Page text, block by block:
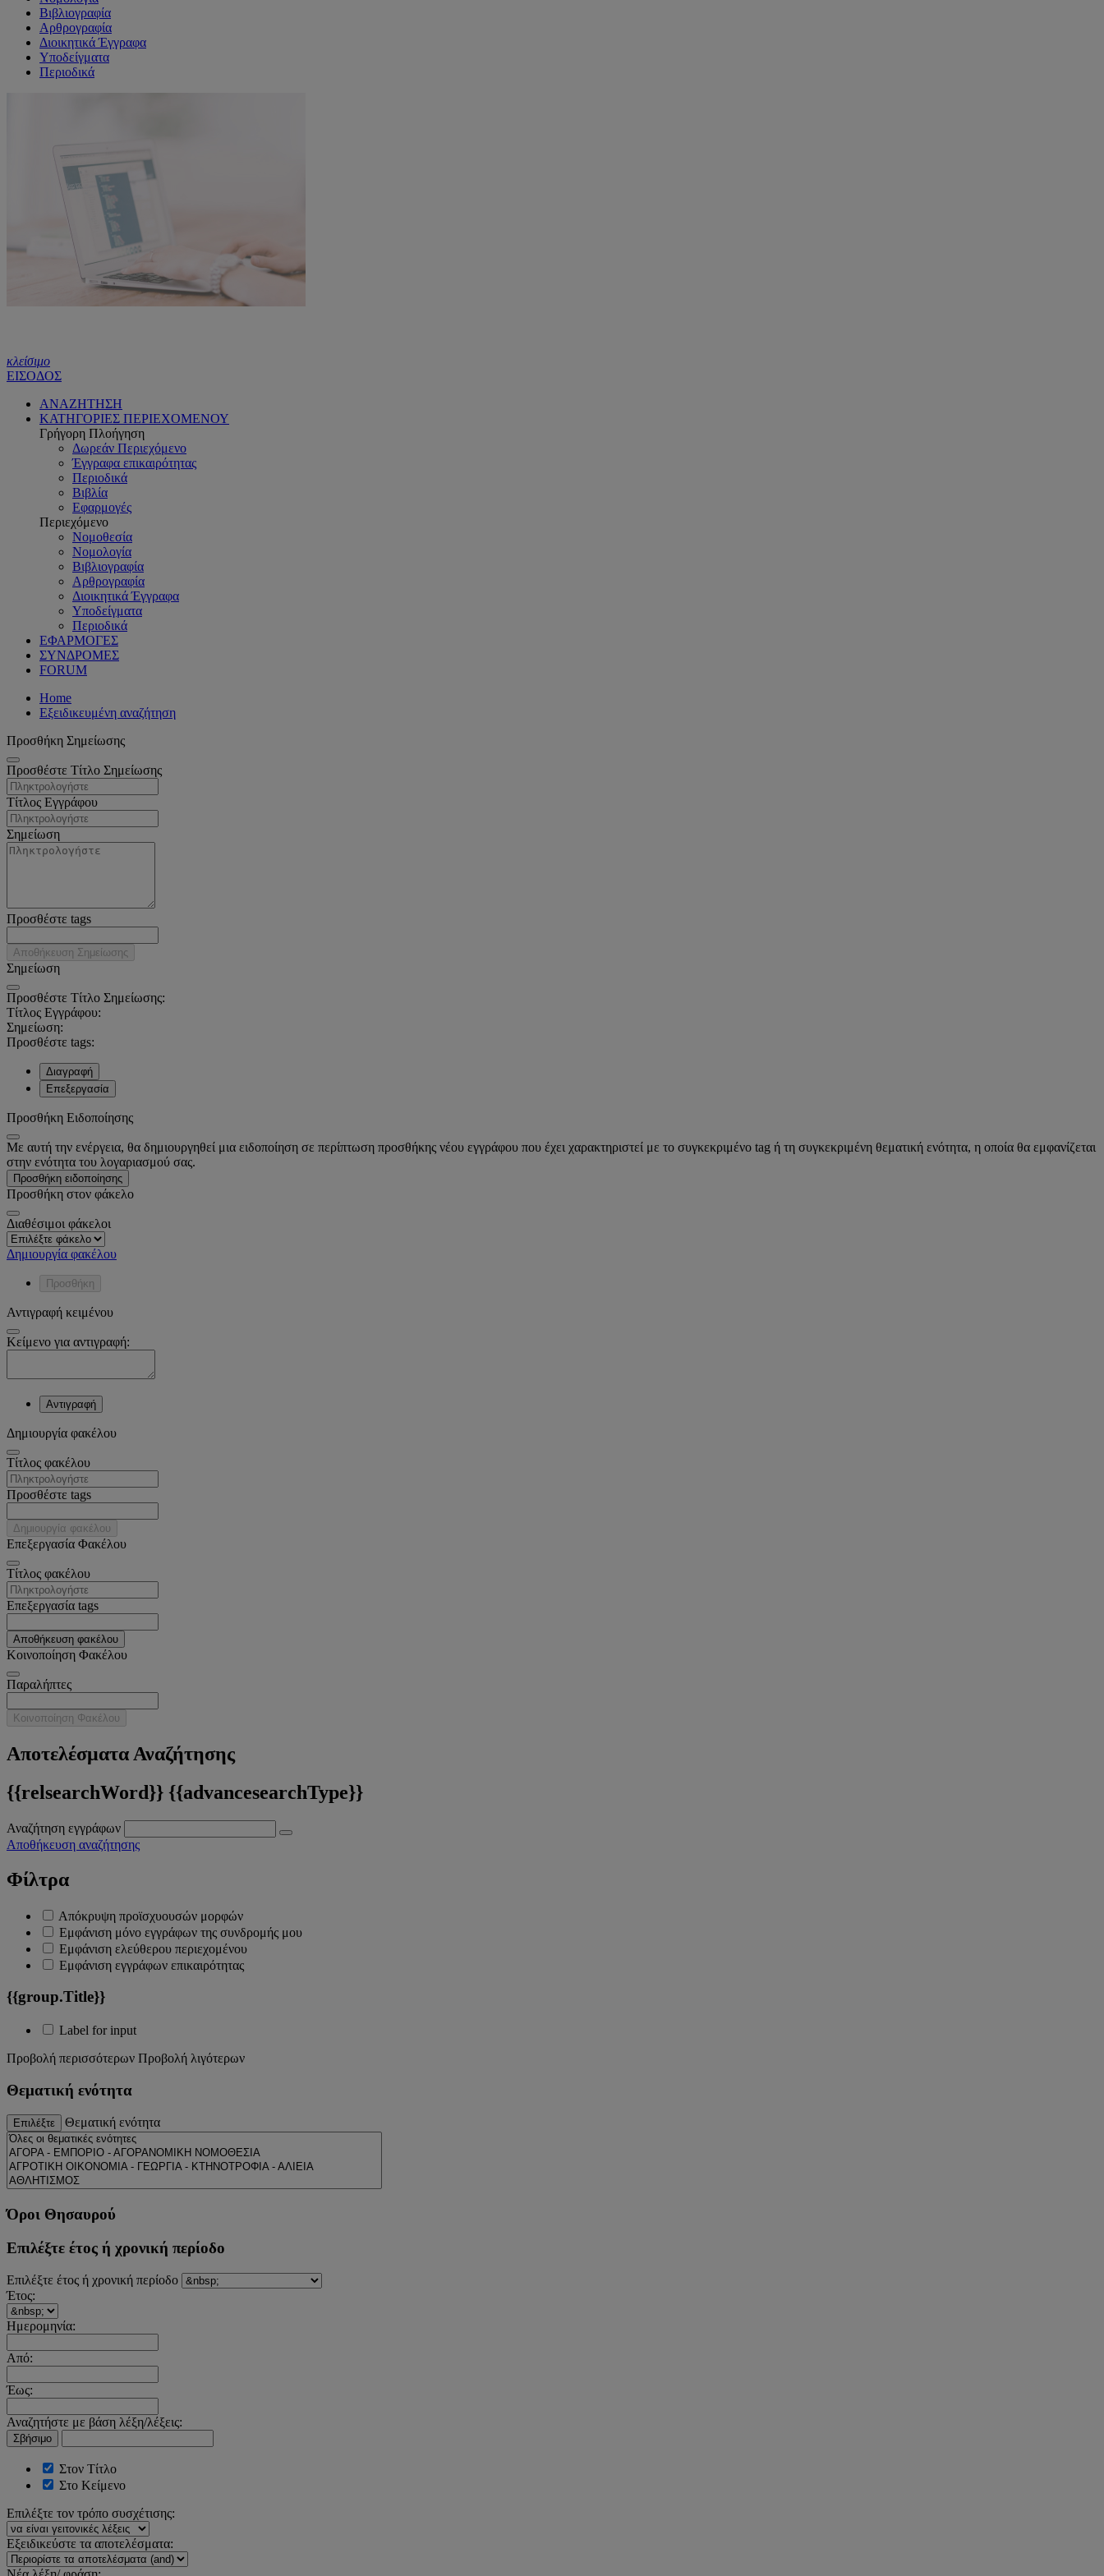
Βιβλιογραφία
Αρθρογραφία
Διοικητικά Έγγραφα
Υποδείγματα
Περιοδικά
κλείσιμο
ΕΙΣΟΔΟΣ
ΑΝΑΖΗΤΗΣΗ
ΚΑΤΗΓΟΡΙΕΣ ΠΕΡΙΕΧΟΜΕΝΟΥ
Γρήγορη Πλοήγηση
Δωρεάν Περιεχόμενο
Έγγραφα επικαιρότητας
Περιοδικά
Βιβλία
Εφαρμογές
Περιεχόμενο
Νομοθεσία
Νομολογία
Βιβλιογραφία
Αρθρογραφία
Διοικητικά Έγγραφα
Υποδείγματα
Περιοδικά
ΕΦΑΡΜΟΓΕΣ
ΣΥΝΔΡΟΜΕΣ
FORUM
Home
Εξειδικευμένη αναζήτηση
Προσθήκη Σημείωσης
Προσθέστε Τίτλο Σημείωσης
Τίτλος Εγγράφου
Σημείωση
Προσθέστε tags
Αποθήκευση Σημείωσης
Σημείωση
Προσθέστε Τίτλο Σημείωσης:
Τίτλος Εγγράφου:
Σημείωση:
Προσθέστε tags:
Διαγραφή
Επεξεργασία
Προσθήκη Ειδοποίησης
Με αυτή την ενέργεια, θα δημιουργηθεί μια ειδοποίηση σε περίπτωση προσθήκης νέου εγγράφου που έχει χαρακτηριστεί με το συγκεκριμένο tag ή τη συγκεκριμένη θεματική ενότητα, η οποία θα εμφανίζεται
στην ενότητα του λογαριασμού σας.
Προσθήκη ειδοποίησης
Προσθήκη στον φάκελο
Διαθέσιμοι φάκελοι
Δημιουργία φακέλου
Προσθήκη
Αντιγραφή κειμένου
Κείμενο για αντιγραφή:
Αντιγραφή
Δημιουργία φακέλου
Tίτλος φακέλου
Προσθέστε tags
Δημιουργία φακέλου
Επεξεργασία Φακέλου
Tίτλος φακέλου
Επεξεργασία tags
Αποθήκευση φακέλου
Κοινοποίηση Φακέλου
Παραλήπτες
Κοινοποίηση Φακέλου
Αποτελέσματα Αναζήτησης
{{relsearchWord}} {{advancesearchType}}
Αναζήτηση εγγράφων
Αποθήκευση αναζήτησης
Φίλτρα
Απόκρυψη προϊσχυουσών μορφών
Εμφάνιση μόνο εγγράφων της συνδρομής μου
Εμφάνιση ελεύθερου περιεχομένου
Εμφάνιση εγγράφων επικαιρότητας
{{group.Title}}
Label for input
Προβολή περισσότερων Προβολή λιγότερων
Θεματική ενότητα
Επιλέξτε Θεματική ενότητα
Όροι Θησαυρού
Επιλέξτε έτος ή χρονική περίοδο
Επιλέξτε έτος ή χρονική περίοδο
Έτος:
Ημερομηνία:
Από:
Έως:
Αναζητήστε με βάση λέξη/λέξεις:
Σβήσιμο
Στον Τίτλο
Στο Κείμενο
Επιλέξτε τον τρόπο συσχέτισης:
Εξειδικεύστε τα αποτελέσματα: